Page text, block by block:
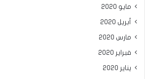
مايو 2020
أبريل 2020
مارس 2020
فبراير 2020
يناير 2020